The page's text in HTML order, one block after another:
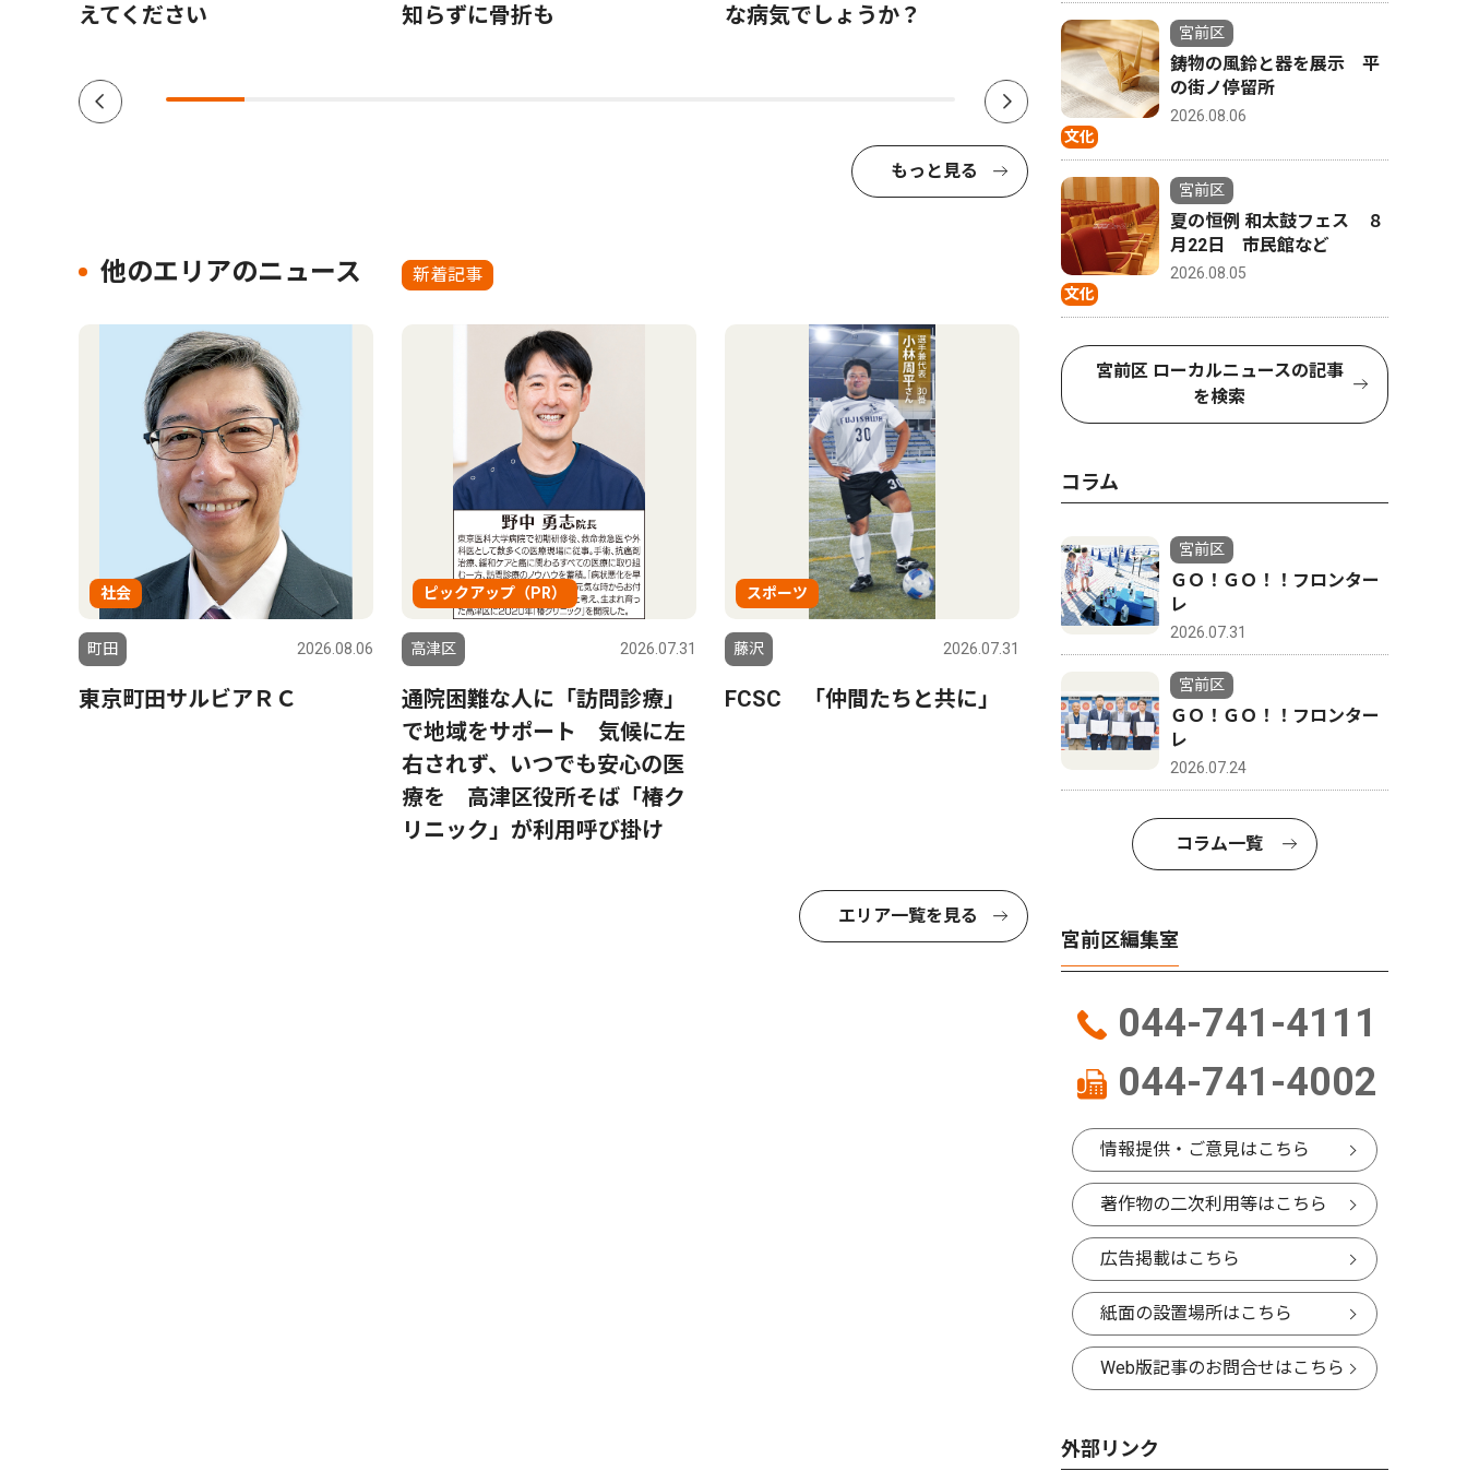
えてください
知らずに骨折も
な病気でしょうか？
にインターナショナルスクー
ル
もっと見る
他のエリアのニュース 新着記事
社会
町田 2026.08.06
東京町田サルビアＲＣ
ピックアップ（PR）
高津区 2026.07.31
通院困難な人に「訪問診療」
で地域をサポート 気候に左
右されず、いつでも安心の医
療を 高津区役所そば「椿ク
リニック」が利用呼び掛け
スポーツ
藤沢 2026.07.31
FCSC 「仲間たちと共に」
エリア一覧を見る
文化
宮前区
鋳物の風鈴と器を展示 平
の街ノ停留所
2026.08.06
文化
宮前区
夏の恒例 和太鼓フェス ８
月22日 市民館など
2026.08.05
宮前区 ローカルニュースの記事
を検索
コラム
宮前区
ＧＯ！ＧＯ！！フロンター
レ
2026.07.31
宮前区
ＧＯ！ＧＯ！！フロンター
レ
2026.07.24
コラム一覧
宮前区編集室
044-741-4111
044-741-4002
情報提供・ご意見はこちら
著作物の二次利用等はこちら
広告掲載はこちら
紙面の設置場所はこちら
Web版記事のお問合せはこちら
外部リンク